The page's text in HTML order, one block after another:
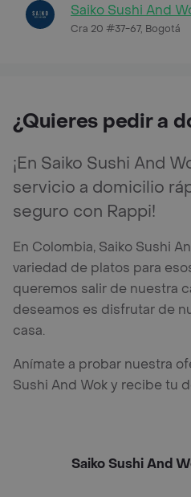
Saiko Sushi And
Cra 20 #37-67, Bogotá
¿Quieres pedir a
¡En Saiko Sushi And
servicio a domicilio
seguro con Rappi!
En Colombia, Saiko Sushi
variedad de platos para
queremos salir de nuestra
deseamos es disfrutar de
casa.
Anímate a probar nuestra
Sushi And Wok y recibe tu
Saiko Sushi And